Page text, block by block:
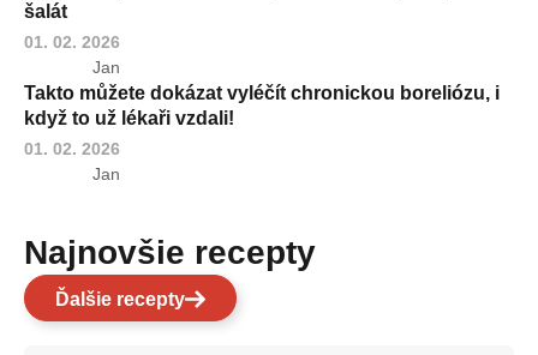
šalát
01. 02. 2026
Jan
Takto můžete dokázat vyléčít chronickou boreliózu, i
když to už lékaři vzdali!
01. 02. 2026
Jan
Najnovšie recepty
Ďalšie recepty